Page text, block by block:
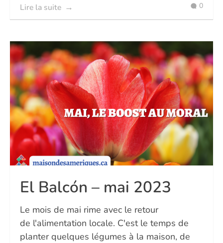
Lire la suite 0
El Balcón – mai 2023
Le mois de mai rime avec le retour
de l'alimentation locale. C'est le temps de
planter quelques légumes à la maison, de